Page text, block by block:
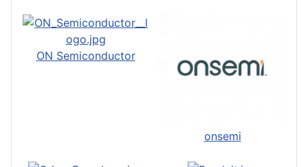
ON Semiconductor
onsemi